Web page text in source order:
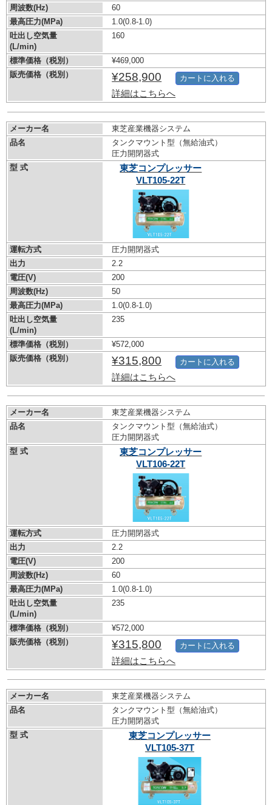
周波数(Hz)
60
最高圧力(MPa)
1.0(0.8-1.0)
吐出し空気量
(L/min)
160
標準価格（税別）
¥469,000
販売価格（税別）
¥258,900
詳細はこちらへ
カートに入れる
メーカー名
東芝産業機器システム
品名
タンクマウント型（無給油式）
圧力開閉器式
型 式
東芝コンプレッサー
VLT105-22T
運転方式
圧力開閉器式
出力
2.2
電圧(V)
200
周波数(Hz)
50
最高圧力(MPa)
1.0(0.8-1.0)
吐出し空気量
(L/min)
235
標準価格（税別）
¥572,000
販売価格（税別）
¥315,800
詳細はこちらへ
カートに入れる
メーカー名
東芝産業機器システム
品名
タンクマウント型（無給油式）
圧力開閉器式
型 式
東芝コンプレッサー
VLT106-22T
運転方式
圧力開閉器式
出力
2.2
電圧(V)
200
周波数(Hz)
60
最高圧力(MPa)
1.0(0.8-1.0)
吐出し空気量
(L/min)
235
標準価格（税別）
¥572,000
販売価格（税別）
¥315,800
詳細はこちらへ
カートに入れる
メーカー名
東芝産業機器システム
品名
タンクマウント型（無給油式）
圧力開閉器式
型 式
東芝コンプレッサー
VLT105-37T